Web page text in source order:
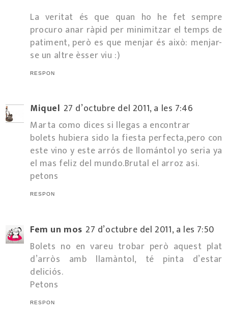
La veritat és que quan ho he fet sempre
procuro anar ràpid per minimitzar el temps de
patiment, però es que menjar és això: menjar-
se un altre èsser viu :)
RESPON
Miquel 27 d’octubre del 2011, a les 7:46
Marta como dices si llegas a encontrar
bolets hubiera sido la fiesta perfecta,pero con
este vino y este arrós de llomántol yo seria ya
el mas feliz del mundo.Brutal el arroz asi.
petons
RESPON
Fem un mos 27 d’octubre del 2011, a les 7:50
Bolets no en vareu trobar però aquest plat
d’arròs amb llamàntol, té pinta d’estar
deliciós.
Petons
RESPON